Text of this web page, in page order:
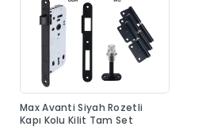
Max Avanti Siyah Rozetli
Kapı Kolu Kilit Tam Set